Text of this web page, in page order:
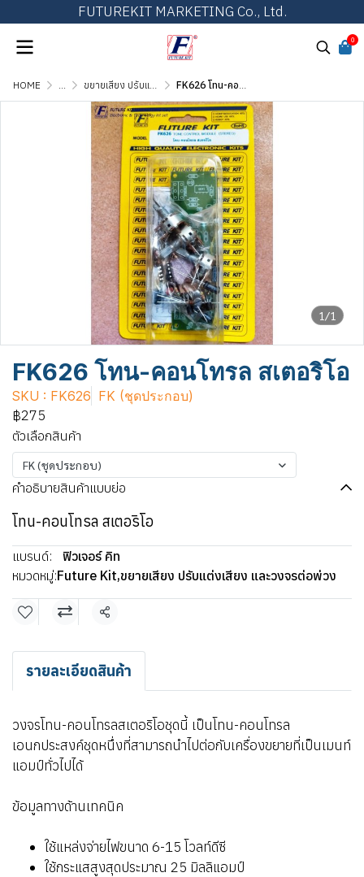
FUTUREKIT MARKETING Co., Ltd.
0
HOME ... ขยายเสียง ปรับแต่งเสียง และวงจรต่อพ่วง FK626 โทน-คอนโทรล สเตอริโอ
1/1
FK626 โทน-คอนโทรล สเตอริโอ
SKU : FK626 FK (ชุดประกอบ)
฿275
ตัวเลือกสินค้า
FK (ชุดประกอบ)
คำอธิบายสินค้าแบบย่อ
โทน-คอนโทรล สเตอริโอ
แบรนด์:
ฟิวเจอร์ คิท
หมวดหมู่:Future Kit,ขยายเสียง ปรับแต่งเสียง และวงจรต่อพ่วง
แชร์
รายละเอียดสินค้า
วงจรโทน-คอนโทรลสเตอริโอชุดนี้ เป็นโทน-คอนโทรล
เอนกประสงค์ชุดหนึ่งที่สามารถนำไปต่อกับเครื่องขยายที่เป็นเมนท์
แอมป์ทั่วไปได้
ข้อมูลทางด้านเทคนิค
ใช้แหล่งจ่ายไฟขนาด 6-15 โวลท์ดีซี
ใช้กระแสสูงสุดประมาณ 25 มิลลิแอมป์